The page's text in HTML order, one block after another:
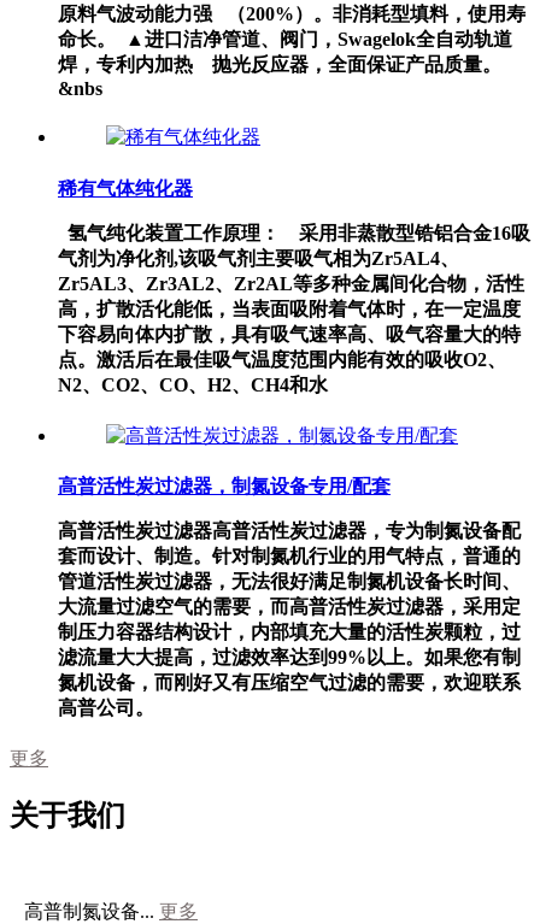
原料气波动能力强 （200%）。非消耗型填料，使用寿
命长。 ▲进口洁净管道、阀门，Swagelok全自动轨道
焊，专利内加热 抛光反应器，全面保证产品质量。
&nbs
稀有气体纯化器
氢气纯化装置工作原理： 采用非蒸散型锆铝合金16吸
气剂为净化剂,该吸气剂主要吸气相为Zr5AL4、
Zr5AL3、Zr3AL2、Zr2AL等多种金属间化合物，活性
高，扩散活化能低，当表面吸附着气体时，在一定温度
下容易向体内扩散，具有吸气速率高、吸气容量大的特
点。激活后在最佳吸气温度范围内能有效的吸收O2、
N2、CO2、CO、H2、CH4和水
高普活性炭过滤器，制氮设备专用/配套
高普活性炭过滤器高普活性炭过滤器，专为制氮设备配
套而设计、制造。针对制氮机行业的用气特点，普通的
管道活性炭过滤器，无法很好满足制氮机设备长时间、
大流量过滤空气的需要，而高普活性炭过滤器，采用定
制压力容器结构设计，内部填充大量的活性炭颗粒，过
滤流量大大提高，过滤效率达到99%以上。如果您有制
氮机设备，而刚好又有压缩空气过滤的需要，欢迎联系
高普公司。
更多
关于我们
高普制氮设备... 更多